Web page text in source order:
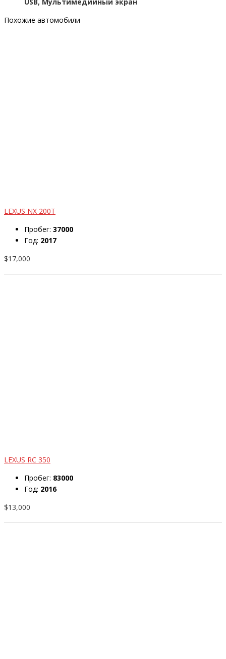
Похожие автомобили
LEXUS NX 200T
Пробег: 37000
Год: 2017
$17,000
LEXUS RC 350
Пробег: 83000
Год: 2016
$13,000